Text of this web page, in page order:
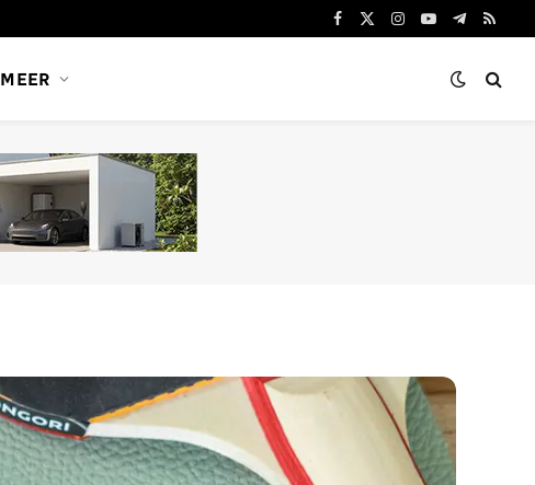
Facebook
X
Instagram
YouTube
Telegram
RSS
MEER